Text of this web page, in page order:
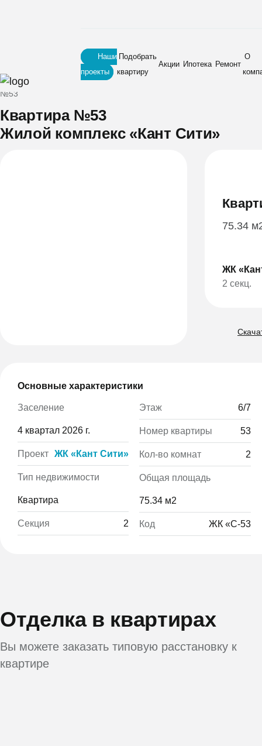
Наши
проекты
Подобрать
квартиру
Акции Ипотека Ремонт
О
Главная Новостройки•Жилой комплекс «Кант Сити»
№53
Квартира №53
Жилой комплекс «Кант Сити»
75.34
ЖК
2 секц.
Основные характеристики
Заселение
4 квартал 2026 г.
Проект ЖК «Кант Сити»
Тип недвижимости
Квартира
Секция 2
Этаж 6/7
Номер квартиры 53
Кол-во комнат 2
Общая площадь
75.34 м2
Код ЖК «С-53
Отделка в квартирах
Вы можете заказать типовую расстановку к
квартире